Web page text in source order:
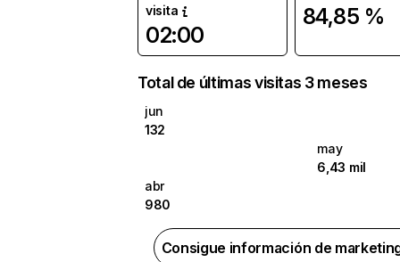
visita
02:00
84,85 %
Total de últimas visitas 3 meses
jun
132
may
6,43 mil
abr
980
Consigue información de